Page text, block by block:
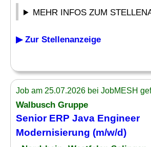
MEHR INFOS ZUM
▶ Zur Stellenanzeige
Job am 25.07.2026 bei JobMESH
Walbusch Gruppe
Senior ERP Java Engineer
Modernisierung (m/w/d)